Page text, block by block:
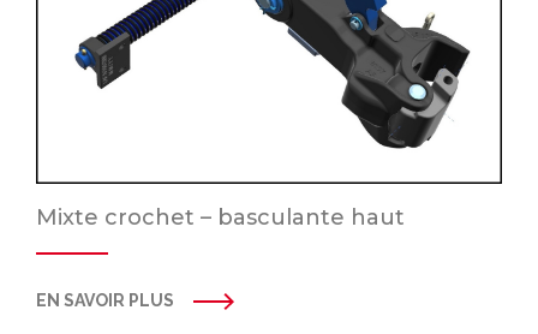
Mixte crochet – basculante haut
EN SAVOIR PLUS